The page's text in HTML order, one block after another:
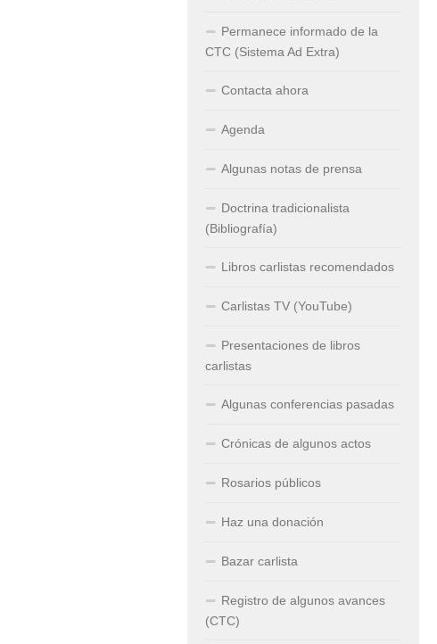
Permanece informado de la
CTC (Sistema Ad Extra)
Contacta ahora
Agenda
Algunas notas de prensa
Doctrina tradicionalista
(Bibliografía)
Libros carlistas recomendados
Carlistas TV (YouTube)
Presentaciones de libros
carlistas
Algunas conferencias pasadas
Crónicas de algunos actos
Rosarios públicos
Haz una donación
Bazar carlista
Registro de algunos avances
(CTC)